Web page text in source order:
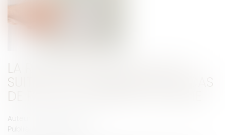
LA RÉPARATION DU PRÉJUDICE
SUITE À UN CAMBRIOLAGE EN CAS
DE FAILLE DU SYSTÈME D’ALARME
Auteur : GUEDJ Jean-David
Publié le :